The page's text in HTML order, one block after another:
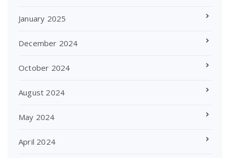
January 2025
December 2024
October 2024
August 2024
May 2024
April 2024